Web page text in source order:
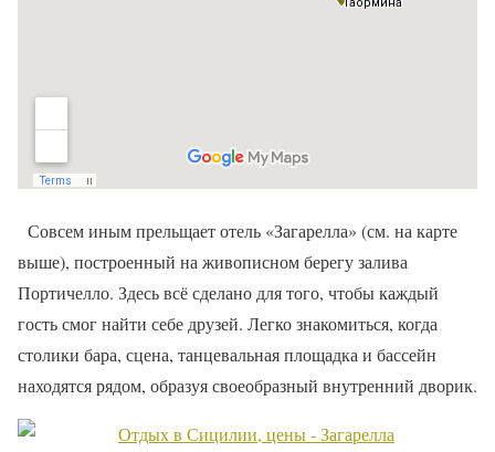
Совсем иным прельщает отель «Загарелла» (см. на карте
выше), построенный на живописном берегу залива
Портичелло. Здесь всё сделано для того, чтобы каждый
гость смог найти себе друзей. Легко знакомиться, когда
столики бара, сцена, танцевальная площадка и бассейн
находятся рядом, образуя своеобразный внутренний дворик.